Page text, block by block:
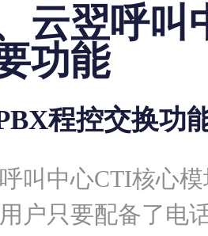
云翌呼叫
功能
程控交换功
叫中心CTI核心
户只要配备了电